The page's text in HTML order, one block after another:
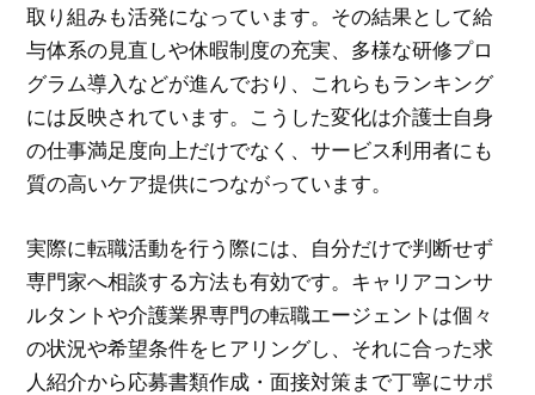
取り組みも活発になっています。その結果として給
与体系の見直しや休暇制度の充実、多様な研修プロ
グラム導入などが進んでおり、これらもランキング
には反映されています。こうした変化は介護士自身
の仕事満足度向上だけでなく、サービス利用者にも
質の高いケア提供につながっています。
実際に転職活動を行う際には、自分だけで判断せず
専門家へ相談する方法も有効です。キャリアコンサ
ルタントや介護業界専門の転職エージェントは個々
の状況や希望条件をヒアリングし、それに合った求
人紹介から応募書類作成・面接対策まで丁寧にサポ